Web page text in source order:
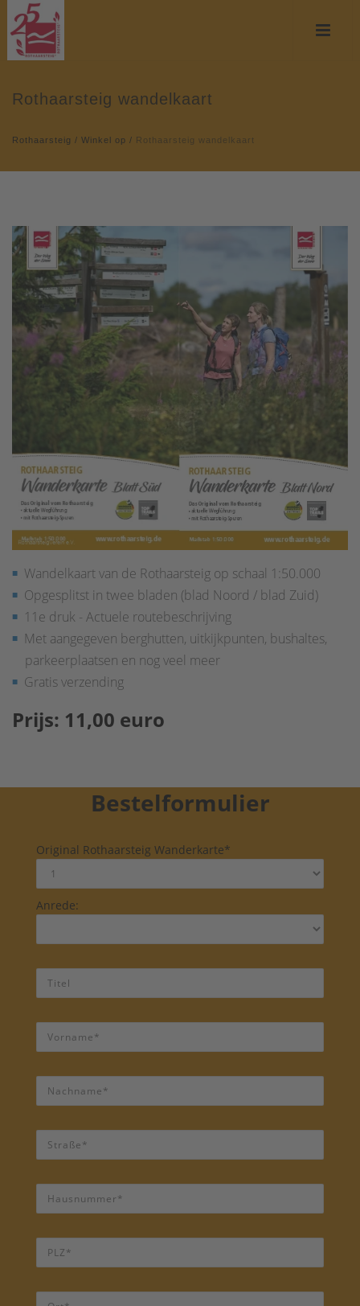
Rothaarsteig wandelkaart
Rothaarsteig / Winkel op / Rothaarsteig wandelkaart
Wandelkaart van de Rothaarsteig op schaal 1:50.000
Opgesplitst in twee bladen (blad Noord / blad Zuid)
11e druk - Actuele routebeschrijving
Met aangegeven berghutten, uitkijkpunten, bushaltes,
parkeerplaatsen en nog veel meer
Gratis verzending
Prijs: 11,00 euro
Bestelformulier
Original Rothaarsteig Wanderkarte*
Anrede: